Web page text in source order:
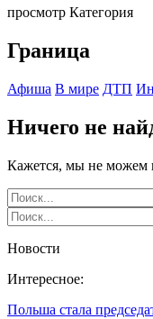
просмотр Категория
Граница
Афиша В мире ДТП
Ничего не
Кажется, мы не можем
Новости
Интересное:
Польша стала